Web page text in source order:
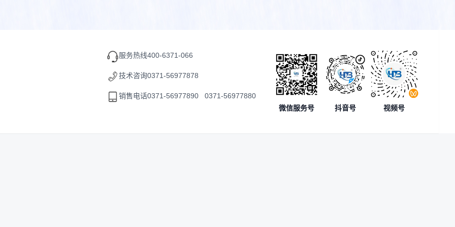
服务热线400-6371-066
技术咨询0371-56977878
销售电话0371-56977890 0371-56977880
微信服务号
抖音号 视频号